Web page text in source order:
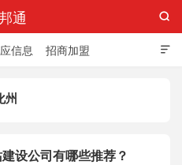
通

信息 招商加盟

州
设公司有哪些推荐？